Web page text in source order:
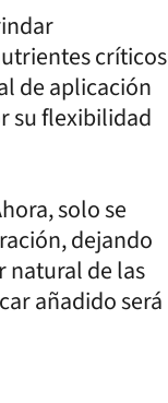
críticos
de aplicación
su flexibilidad
solo se
dejando
natural de las
añadido será